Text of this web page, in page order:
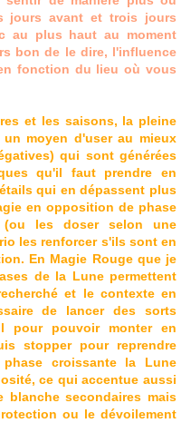
jours avant et trois jours
au plus haut au moment
bon de le dire, l'influence
fonction du lieu où vous
et les saisons, la pleine
moyen d'user au mieux
qui sont générées
qu'il faut prendre en
qui en dépassent plus
en opposition de phase
les doser selon une
les renforcer s'ils sont en
En Magie Rouge que je
de la Lune permettent
et le contexte en
de lancer des sorts
pour pouvoir monter en
stopper pour reprendre
croissante la Lune
ce qui accentue aussi
blanche secondaires mais
ou le dévoilement